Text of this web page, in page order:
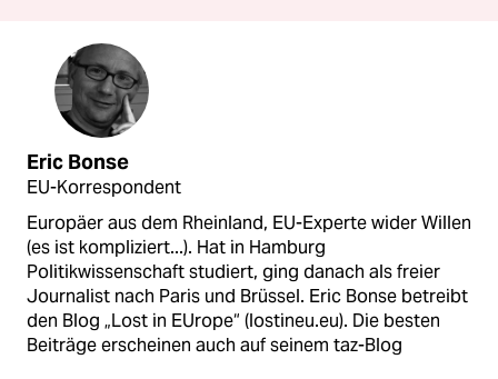
Eric Bonse
EU-Korrespondent
Europäer aus dem Rheinland, EU-Experte wider Willen
(es ist kompliziert...). Hat in Hamburg
Politikwissenschaft studiert, ging danach als freier
Journalist nach Paris und Brüssel. Eric Bonse betreibt
den Blog „Lost in EUrope“ (lostineu.eu). Die besten
Beiträge erscheinen auch auf seinem taz-Blog